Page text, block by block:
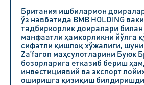
Британия ишбилармон
ўз навбатида BMB HOLDING
тадбиркорлик доиралари билан
манфаатли ҳамкорликни йўлга
сифатли қишлоқ хўжалиги,
Za’faron маҳсулотларини Буюк
бозорларига етказиб бериш
инвестициявий ва экспорт
оширишга қизиқиш